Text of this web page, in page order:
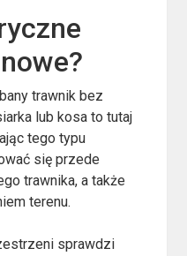
trawnik bez
lub kosa to tutaj
tego typu
się przede
trawnika, a także
terenu.
sprawdzi